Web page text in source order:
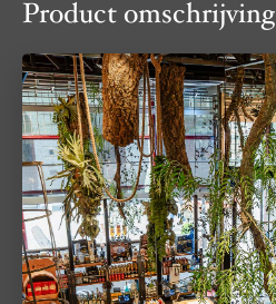
Product omschrijving